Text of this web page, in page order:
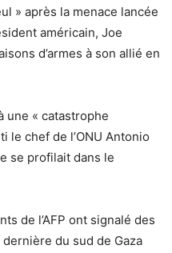
» après la menace lancée
américain, Joe
d’armes à son allié en
une « catastrophe
le chef de l’ONU Antonio
se profilait dans le
de l’AFP ont signalé des
du sud de Gaza